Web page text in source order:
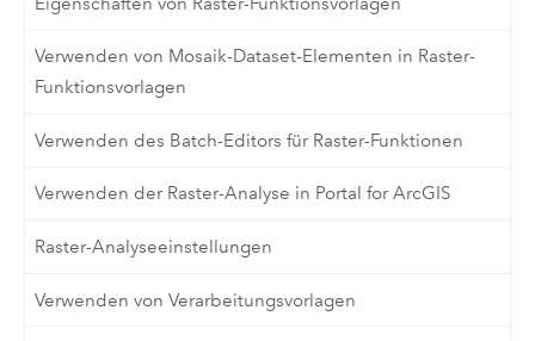
Verwenden von Mosaik-Dataset-Elementen in Raster-
Funktionsvorlagen
Verwenden des Batch-Editors für Raster-Funktionen
Verwenden der Raster-Analyse in Portal for ArcGIS
Raster-Analyseeinstellungen
Verwenden von Verarbeitungsvorlagen